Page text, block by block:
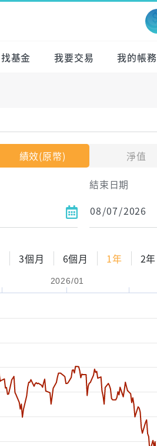
找基金 我要交易 我的帳務
績效(原幣)
淨值
結束日期
3個月 6個月 1年 2年
2026/01